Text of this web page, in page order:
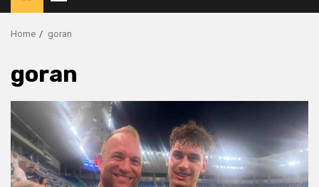
Menu
Home goran
goran